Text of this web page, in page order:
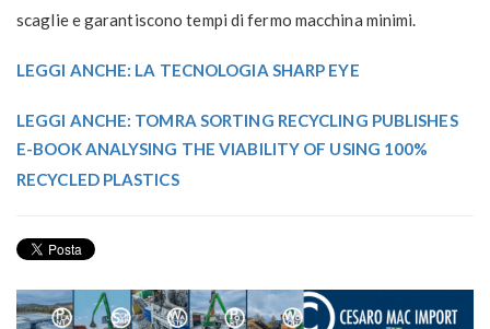
scaglie e garantiscono tempi di fermo macchina minimi.
LEGGI ANCHE: LA TECNOLOGIA SHARP EYE
LEGGI ANCHE: TOMRA SORTING RECYCLING PUBLISHES
E-BOOK ANALYSING THE VIABILITY OF USING 100%
RECYCLED PLASTICS